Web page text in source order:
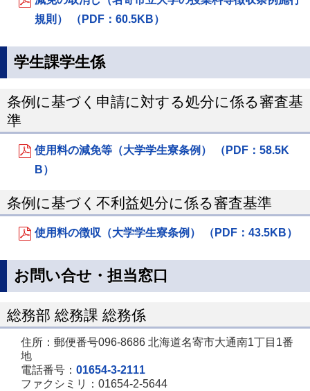
規則） （PDF：60.5KB）
学生課学生係
条例に基づく申請に対する処分に係る審査基
準
使用料の減免等（大学学生寮条例） （PDF：58.5K
B）
条例に基づく不利益処分に係る審査基準
使用料の徴収（大学学生寮条例） （PDF：43.5KB）
お問い合せ・担当窓口
総務部 総務課 総務係
住所：郵便番号096-8686 北海道名寄市大通南1丁目1番
地
電話番号： 01654-3-2111
ファクシミリ：01654-2-5644